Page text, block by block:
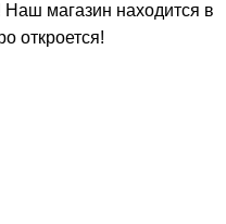
Наш магазин находится в
откроется!